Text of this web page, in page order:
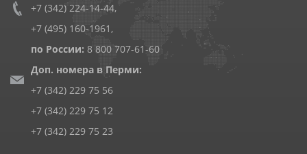
+7 (342) 224-14-44,
+7 (495) 160-1961 ,
по России: 8 800 707-61-60
Доп. номера в Перми:
+7 (342) 229 75 56
+7 (342) 229 75 12
+7 (342) 229 75 23